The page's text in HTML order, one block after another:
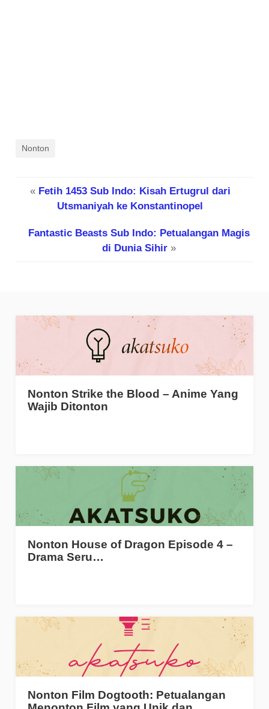
Nonton
« Fetih 1453 Sub Indo: Kisah Ertugrul dari
Utsmaniyah ke Konstantinopel
Fantastic Beasts Sub Indo: Petualangan Magis
di Dunia Sihir »
Nonton Strike the Blood – Anime Yang
Wajib Ditonton
Nonton House of Dragon Episode 4 –
Drama Seru…
Nonton Film Dogtooth: Petualangan